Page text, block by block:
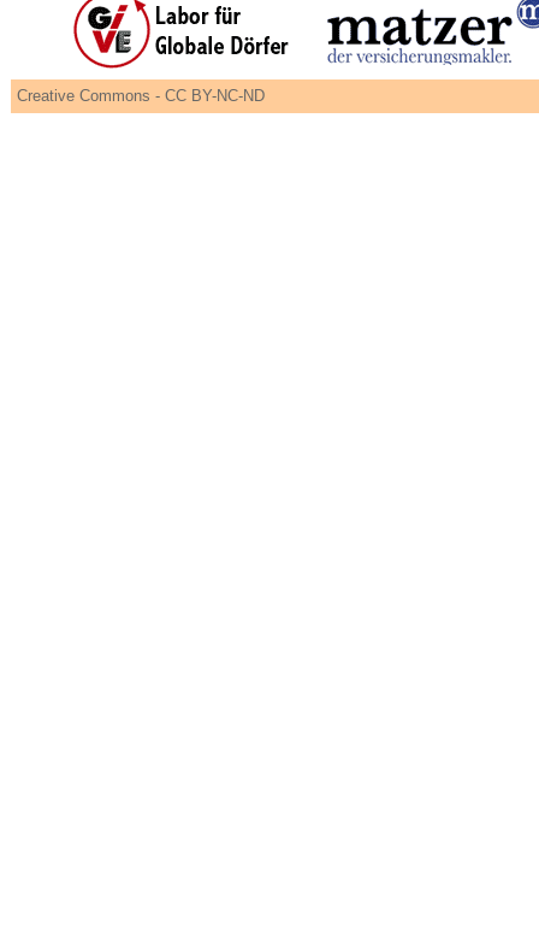
Creative Commons - CC BY-NC-ND